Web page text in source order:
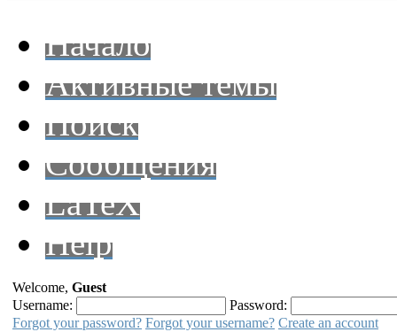
Начало
Активные темы
Поиск
Сообщения
LaTeX
Help
Welcome, Guest
Username:
Password:
Forgot your password? Forgot your username? Create an account